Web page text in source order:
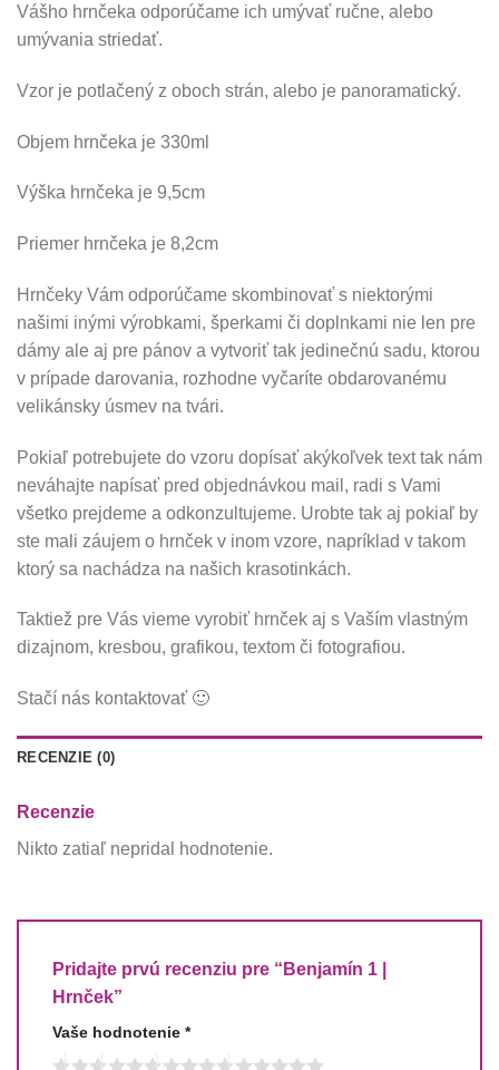
Vášho hrnčeka odporúčame ich umývať ručne, alebo
umývania striedať.
Vzor je potlačený z oboch strán, alebo je panoramatický.
Objem hrnčeka je 330ml
Výška hrnčeka je 9,5cm
Priemer hrnčeka je 8,2cm
Hrnčeky Vám odporúčame skombinovať s niektorými
našimi inými výrobkami, šperkami či doplnkami nie len pre
dámy ale aj pre pánov a vytvoriť tak jedinečnú sadu, ktorou
v prípade darovania, rozhodne vyčaríte obdarovanému
velikánsky úsmev na tvári.
Pokiaľ potrebujete do vzoru dopísať akýkoľvek text tak nám
neváhajte napísať pred objednávkou mail, radi s Vami
všetko prejdeme a odkonzultujeme. Urobte tak aj pokiaľ by
ste mali záujem o hrnček v inom vzore, napríklad v takom
ktorý sa nachádza na našich krasotinkách.
Taktiež pre Vás vieme vyrobiť hrnček aj s Vaším vlastným
dizajnom, kresbou, grafikou, textom či fotografiou.
Stačí nás kontaktovať 🙂
RECENZIE (0)
Recenzie
Nikto zatiaľ nepridal hodnotenie.
Pridajte prvú recenziu pre “Benjamín 1 |
Hrnček”
Vaše hodnotenie *